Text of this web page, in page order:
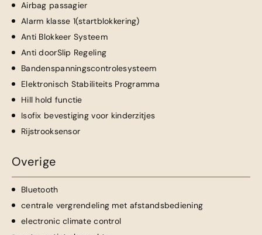
Airbag passagier
Alarm klasse 1(startblokkering)
Anti Blokkeer Systeem
Anti doorSlip Regeling
Bandenspanningscontrolesysteem
Elektronisch Stabiliteits Programma
Hill hold functie
Isofix bevestiging voor kinderzitjes
Rijstrooksensor
Overige
Bluetooth
centrale vergrendeling met afstandsbediening
electronic climate control